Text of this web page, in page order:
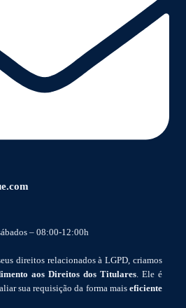
– 08:00-12:00h
direitos relacionados à LGPD, criamos
aos Direitos dos Titulares . Ele é
sua requisição da forma mais eficiente